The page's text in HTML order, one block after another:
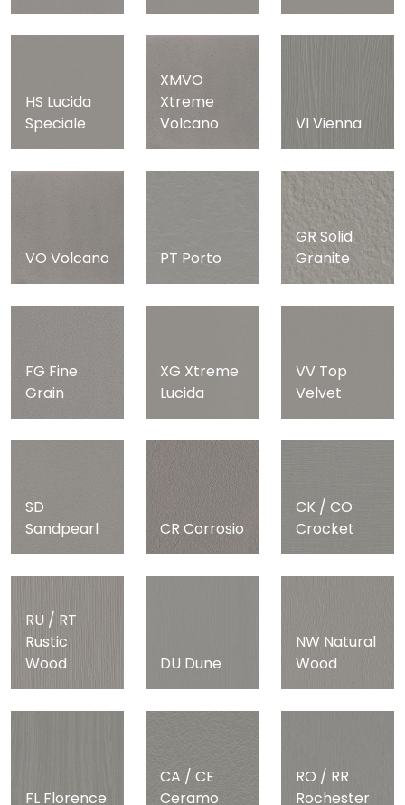
HS Lucida
Speciale
XMVO
Xtreme
Volcano
VI Vienna
VO Volcano PT Porto
GR Solid
Granite
FG Fine
Grain
XG Xtreme
Lucida
VV Top
Velvet
SD
Sandpearl
CR Corrosio
CK / CO
Crocket
RU / RT
Rustic
Wood
DU Dune
NW Natural
Wood
FL Florence
CA / CE
Ceramo
RO / RR
Rochester